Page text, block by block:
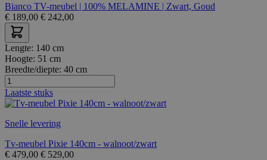
Bianco TV-meubel | 100% MELAMINE | Zwart, Goud
€ 189,00 € 242,00
Lengte: 140 cm
Hoogte: 51 cm
Breedte/diepte: 40 cm
Laatste stuks
Snelle levering
Tv-meubel Pixie 140cm - walnoot/zwart
€ 479,00 € 529,00